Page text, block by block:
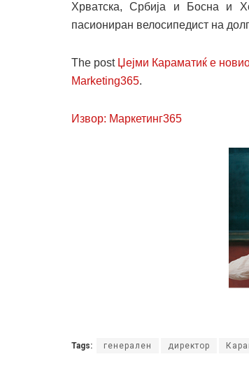
Хрватска, Србија и Босна и
пасиониран велосипедист на
The post Џејми Караматиќ е
Marketing365.
Извор: Маркетинг365
Tags: генерален директор